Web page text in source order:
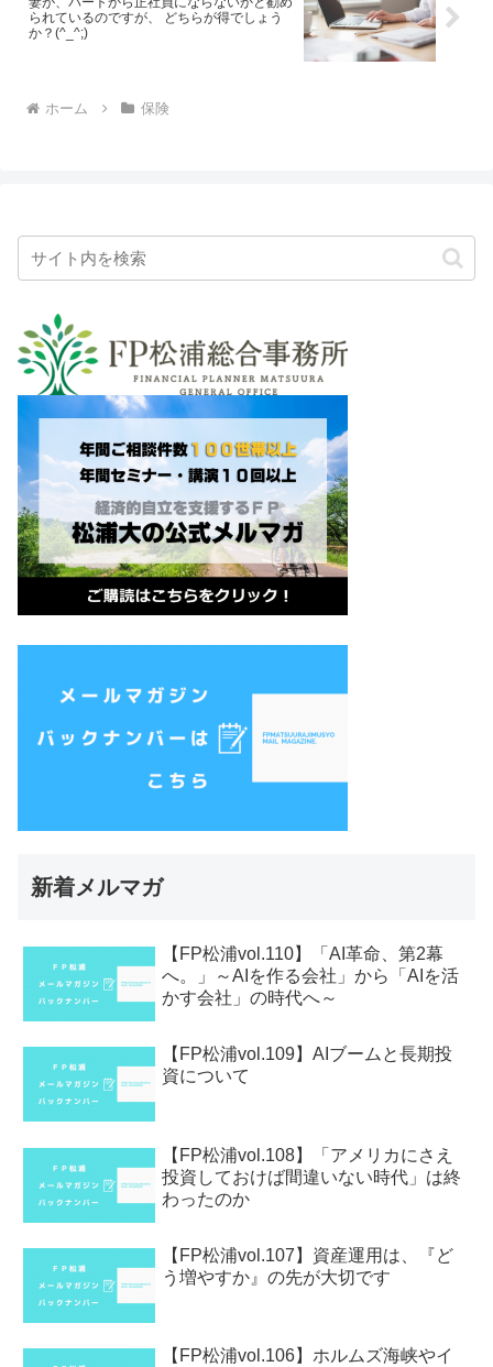
られているのですが、 どちらが得でしょう
か？(^_^;)
ホーム 保険
新着メルマガ
【FP松浦vol.110】「AI革命、第2幕
へ。」～AIを作る会社」から「AIを活
かす会社」の時代へ～
【FP松浦vol.109】AIブームと長期投
資について
【FP松浦vol.108】「アメリカにさえ
投資しておけば間違いない時代」は終
わったのか
【FP松浦vol.107】資産運用は、『ど
う増やすか』の先が大切です
【FP松浦vol.106】ホルムズ海峡やイ